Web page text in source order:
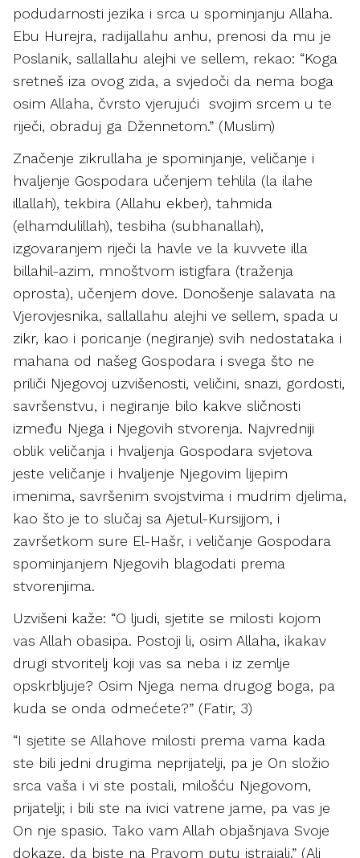
podudarnosti jezika i srca u spominjanju Allaha.
Ebu Hurejra, radijallahu anhu, prenosi da mu je
Poslanik, sallallahu alejhi ve sellem, rekao: “Koga
sretneš iza ovog zida, a svjedoči da nema boga
osim Allaha, čvrsto vjerujući svojim srcem u te
riječi, obraduj ga Džennetom.” (Muslim)
Značenje zikrullaha je spominjanje, veličanje i
hvaljenje Gospodara učenjem tehlila (la ilahe
illallah), tekbira (Allahu ekber), tahmida
(elhamdulillah), tesbiha (subhanallah),
izgovaranjem riječi la havle ve la kuvvete illa
billahil-azim, mnoštvom istigfara (traženja
oprosta), učenjem dove. Donošenje salavata na
Vjerovjesnika, sallallahu alejhi ve sellem, spada u
zikr, kao i poricanje (negiranje) svih nedostataka i
mahana od našeg Gospodara i svega što ne
priliči Njegovoj uzvišenosti, veličini, snazi, gordosti,
savršenstvu, i negiranje bilo kakve sličnosti
između Njega i Njegovih stvorenja. Najvredniji
oblik veličanja i hvaljenja Gospodara svjetova
jeste veličanje i hvaljenje Njegovim lijepim
imenima, savršenim svojstvima i mudrim djelima,
kao što je to slučaj sa Ajetul-Kursijjom, i
završetkom sure El-Hašr, i veličanje Gospodara
spominjanjem Njegovih blagodati prema
stvorenjima.
Uzvišeni kaže: “O ljudi, sjetite se milosti kojom
vas Allah obasipa. Postoji li, osim Allaha, ikakav
drugi stvoritelj koji vas sa neba i iz zemlje
opskrbljuje? Osim Njega nema drugog boga, pa
kuda se onda odmećete?” (Fatir, 3)
“I sjetite se Allahove milosti prema vama kada
ste bili jedni drugima neprijatelji, pa je On složio
srca vaša i vi ste postali, milošću Njegovom,
prijatelji; i bili ste na ivici vatrene jame, pa vas je
On nje spasio. Tako vam Allah objašnjava Svoje
dokaze, da biste na Pravom putu istrajali.” (Ali